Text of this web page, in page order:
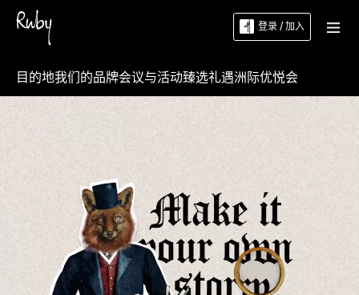
登录 / 加入
目的地我们的品牌会议与活动臻选礼遇洲际优悦会